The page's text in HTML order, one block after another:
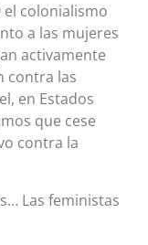
el colonialismo
a las mujeres
activamente
contra las
en Estados
que cese
contra la
Las feministas